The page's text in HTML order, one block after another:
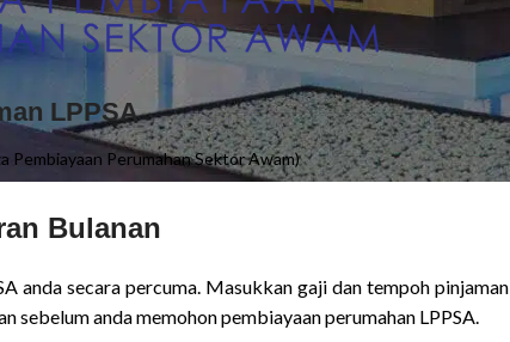
LPPSA
Pembiayaan Perumahan Sektor Awam)
Bulanan
anda secara percuma. Masukkan gaji dan tempoh pinjaman
sebelum anda memohon pembiayaan perumahan LPPSA.